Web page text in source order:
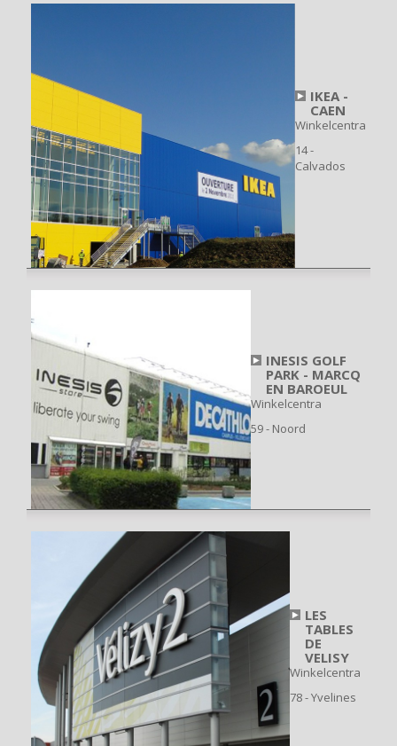
IKEA -
CAEN
Winkelcentra
14 -
Calvados
INESIS GOLF
PARK - MARCQ
EN BAROEUL
Winkelcentra
59 - Noord
LES
TABLES
DE
VELISY
Winkelcentra
78 - Yvelines